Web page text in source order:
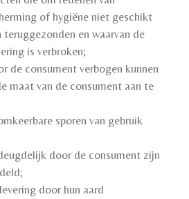
of hygiëne niet geschikt
en waarvan de
is verbroken;
de consument verbogen kunnen
maat van de consument aan te
sporen van gebruik
door de consument zijn
door hun aard